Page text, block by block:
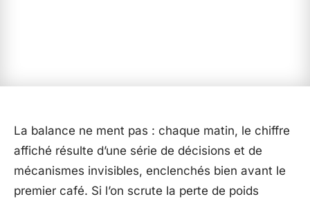
La balance ne ment pas : chaque matin, le chiffre
affiché résulte d’une série de décisions et de
mécanismes invisibles, enclenchés bien avant le
premier café. Si l’on scrute la perte de poids